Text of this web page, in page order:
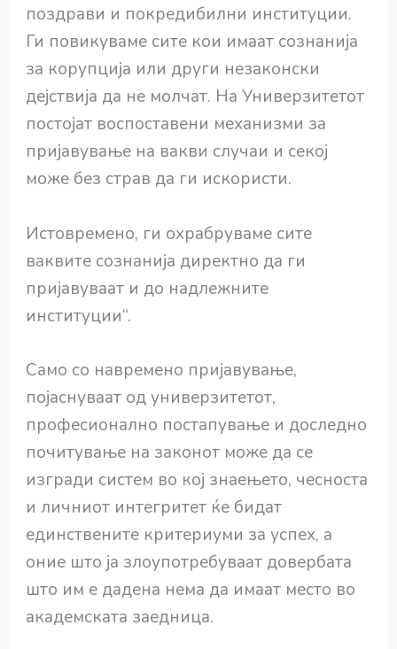
поздрави и покредибилни институции.
Ги повикуваме сите кои имаат сознанија
за корупција или други незаконски
дејствија да не молчат. На Универзитетот
постојат воспоставени механизми за
пријавување на вакви случаи и секој
може без страв да ги искористи.
Истовремено, ги охрабруваме сите
ваквите сознанија директно да ги
пријавуваат и до надлежните
институции“.
Само со навремено пријавување,
појаснуваат од универзитетот,
професионално постапување и доследно
почитување на законот може да се
изгради систем во кој знаењето, чесноста
и личниот интегритет ќе бидат
единствените критериуми за успех, а
оние што ја злоупотребуваат довербата
што им е дадена нема да имаат место во
академската заедница.